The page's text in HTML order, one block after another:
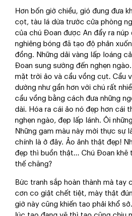
Hơn bốn giờ chiều, gió đung đưa
cọt, tàu lá dừa trước cửa phòng
của chú Đoan được An đẩy ra
nghiêng bóng đã tạo độ phản
đồng. Những dải vàng lấp loáng
Đoan sung sướng đến nghẹn
mặt trời ảo và cầu vồng cụt. Cầu
dường như gần hơn với chú rất
cầu vồng bằng cách đưa những
dài. Hóa ra cái ảo nó đẹp hơn cái
nghẹn ngào, đẹp lấp lánh. Ôi
Những gam màu này mới thực sự
chính là ở đây. Ảo ảnh thật đẹp!
đẹp thì buồn thật... Chú Đoan khẽ
thế chăng?
Bức tranh sắp hoàn thành mà tay
cơn co giật chết tiệt, mày thật
giờ này cũng khiến tao phải khổ